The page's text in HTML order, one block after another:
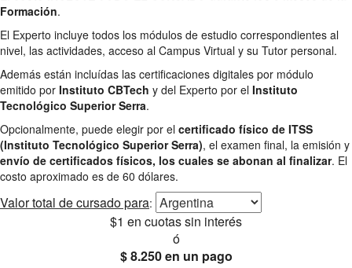
Formación.
El Experto incluye todos los módulos de estudio correspondientes al
nivel, las actividades, acceso al Campus Virtual y su Tutor personal.
Además están incluídas las certificaciones digitales por módulo
emitido por Instituto CBTech y del Experto por el Instituto
Tecnológico Superior Serra.
Opcionalmente, puede elegir por el certificado físico de ITSS
(Instituto Tecnológico Superior Serra), el examen final, la emisión y
envío de certificados físicos, los cuales se abonan al finalizar. El
costo aproximado es de 60 dólares.
Valor total de cursado para:
$1 en cuotas sin interés
ó
$ 8.250en un pago